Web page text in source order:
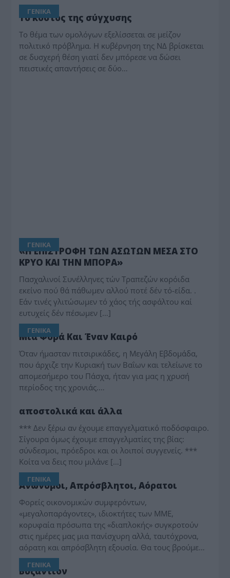
ΓΕΝΙΚΑ
Το κόστος της σύγχυσης
Το θέμα των ομολόγων εξελίσσεται σε μείζον
πολιτικό πρόβλημα. Η κυβέρνηση της ΝΔ βρίσκεται
σε δυσχερή θέση γιατί δεν μπόρεσε να δώσει
πειστικές απαντήσεις σε δύο…
ΓΕΝΙΚΑ
«Η ΕΠΙΣΤΡΟΦΗ ΤΩΝ ΑΣΩΤΩΝ ΜΕΣΑ ΣΤΟ
ΚΡΥΟ ΚΑΙ ΤΗΝ ΜΠΟΡΑ»
Πασχαλινοί Συνέλληνες τών Τραπεζών κορόιδα
εκείνο πού θά πάθωμεν αλλού ποτέ δέν τό-είδα. .
Εάν τινές γλιτώσωμεν τό χάος τής ασφάλτου καί
ευτυχείς δέν πέσωμεν […]
ΓΕΝΙΚΑ
Μια Φορά Και Έναν Καιρό
Όταν ήμασταν πιτσιρικάδες, η Μεγάλη Εβδομάδα,
που άρχιζε την Κυριακή των Βαΐων και τελείωνε το
απομεσήμερο του Πάσχα, ήταν για μας η χρυσή
περίοδος της χρονιάς.…
αποστολικά και άλλα
*** Δεν ξέρω αν έχουμε επαγγελματικό ποδόσφαιρο.
Σίγουρα όμως έχουμε επαγγελματίες της βίας:
σύνδεσμοι, πρόεδροι και οι λοιποί συγγενείς. ***
Κοίτα να δεις που μιλάνε […]
ΓΕΝΙΚΑ
Ανώνυμοι, Απρόσβλητοι, Αόρατοι
Φορείς οικονομικών συμφερόντων,
«μεγαλοπαράγοντες», ιδιοκτήτες των ΜΜΕ,
κορυφαία πρόσωπα της «διαπλοκής» συγκροτούν
στις ημέρες μας μια πανίσχυρη αλλά, ταυτόχρονα,
αόρατη και απρόσβλητη εξουσία. Θα τους βρούμε…
ΓΕΝΙΚΑ
Βυζάντιον